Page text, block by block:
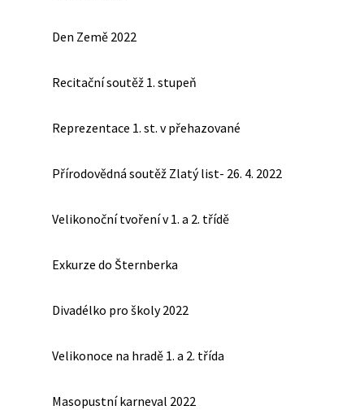
Den Země 2022
Recitační soutěž 1. stupeň
Reprezentace 1. st. v přehazované
Přírodovědná soutěž Zlatý list- 26. 4. 2022
Velikonoční tvoření v 1. a 2. třídě
Exkurze do Šternberka
Divadélko pro školy 2022
Velikonoce na hradě 1. a 2. třída
Masopustní karneval 2022